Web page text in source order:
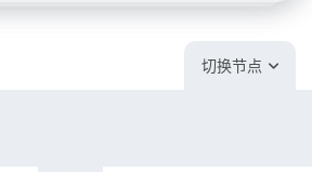
切换节点